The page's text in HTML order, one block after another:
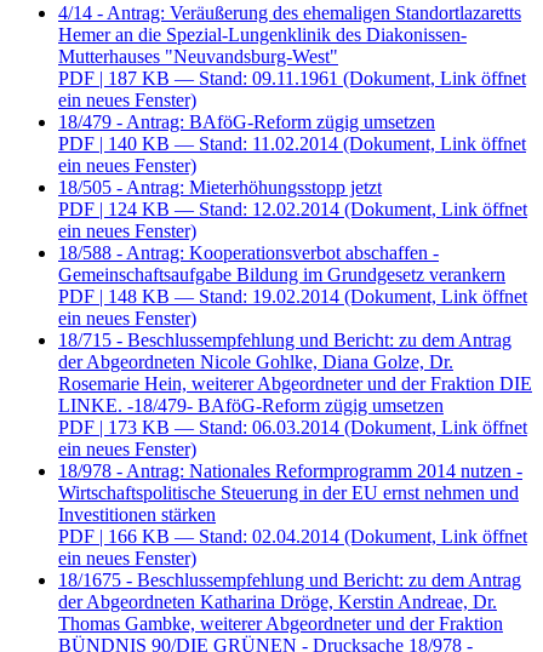
4/14 - Antrag: Veräußerung des ehemaligen Standortlazaretts
Hemer an die Spezial-Lungenklinik des Diakonissen-
Mutterhauses "Neuvandsburg-West"
PDF | 187 KB — Stand: 09.11.1961 (Dokument, Link öffnet
ein neues Fenster)
18/479 - Antrag: BAföG-Reform zügig umsetzen
PDF | 140 KB — Stand: 11.02.2014 (Dokument, Link öffnet
ein neues Fenster)
18/505 - Antrag: Mieterhöhungsstopp jetzt
PDF | 124 KB — Stand: 12.02.2014 (Dokument, Link öffnet
ein neues Fenster)
18/588 - Antrag: Kooperationsverbot abschaffen -
Gemeinschaftsaufgabe Bildung im Grundgesetz verankern
PDF | 148 KB — Stand: 19.02.2014 (Dokument, Link öffnet
ein neues Fenster)
18/715 - Beschlussempfehlung und Bericht: zu dem Antrag
der Abgeordneten Nicole Gohlke, Diana Golze, Dr.
Rosemarie Hein, weiterer Abgeordneter und der Fraktion DIE
LINKE. -18/479- BAföG-Reform zügig umsetzen
PDF | 173 KB — Stand: 06.03.2014 (Dokument, Link öffnet
ein neues Fenster)
18/978 - Antrag: Nationales Reformprogramm 2014 nutzen -
Wirtschaftspolitische Steuerung in der EU ernst nehmen und
Investitionen stärken
PDF | 166 KB — Stand: 02.04.2014 (Dokument, Link öffnet
ein neues Fenster)
18/1675 - Beschlussempfehlung und Bericht: zu dem Antrag
der Abgeordneten Katharina Dröge, Kerstin Andreae, Dr.
Thomas Gambke, weiterer Abgeordneter und der Fraktion
BÜNDNIS 90/DIE GRÜNEN - Drucksache 18/978 -